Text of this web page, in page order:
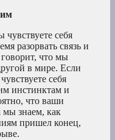
себя
разорвать связь и
что мы
в мире. Если
себя
инстинктам и
что ваши
мы знаем, как
пришел конец,